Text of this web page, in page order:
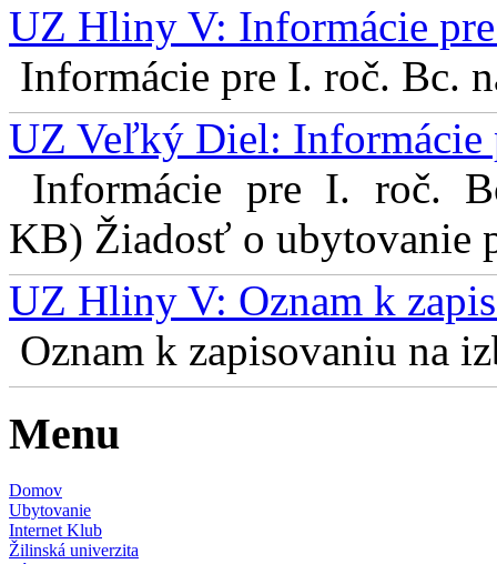
UZ Hliny V: Informácie
Informácie pre I. roč. Bc.
UZ Veľký Diel: Informácie
Informácie pre I. roč.
KB) Žiadosť o ubytovanie
UZ Hliny V: Oznam k
Oznam k zapisovaniu na
Menu
Domov
Ubytovanie
Internet Klub
Žilinská univerzita